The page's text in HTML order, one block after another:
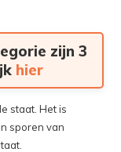
zijn 3
hier
staat. Het is
sporen van